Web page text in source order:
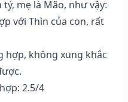
mẹ là Mão, như vậy:
với Thìn của con, rất
hợp, không xung khắc
2.5/4